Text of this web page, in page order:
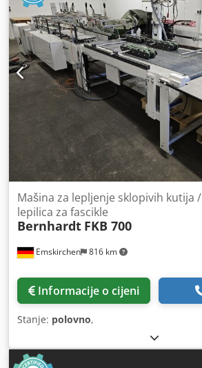
Emskirchen 816 km
Mašina za lepljenje sklopivih kutija /
lepilica za fascikle
Bernhardt FKB 700
Informacije o cijeni
Stanje: polovno,